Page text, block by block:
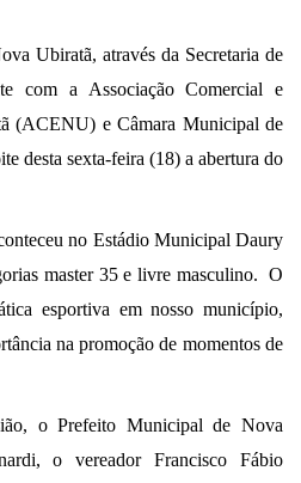
Ubiratã, através da Secretaria de
com a Associação Comercial e
(ACENU) e Câmara Municipal de
desta sexta-feira (18) a abertura do
no Estádio Municipal Daury
master 35 e livre masculino. O
esportiva em nosso município,
na promoção de momentos de
o Prefeito Municipal de Nova
o vereador Francisco Fábio